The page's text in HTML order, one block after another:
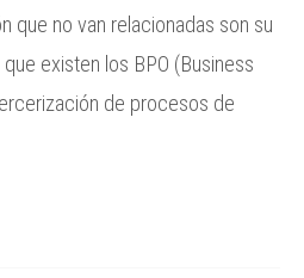
que no van relacionadas son su
existen los BPO (Business
de procesos de